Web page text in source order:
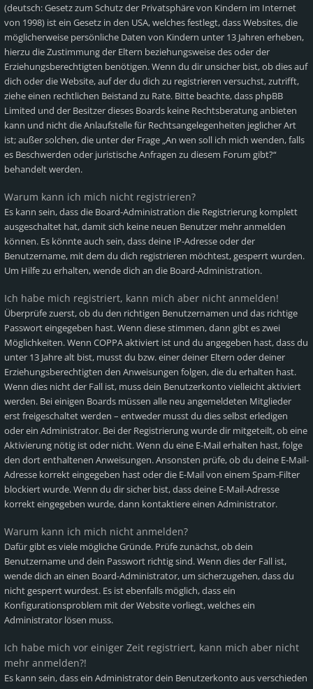
(deutsch: Gesetz zum Schutz der Privatsphäre von Kindern im Internet
von 1998) ist ein Gesetz in den USA, welches festlegt, dass Websites, die
möglicherweise persönliche Daten von Kindern unter 13 Jahren erheben,
hierzu die Zustimmung der Eltern beziehungsweise des oder der
Erziehungsberechtigten benötigen. Wenn du dir unsicher bist, ob dies auf
dich oder die Website, auf der du dich zu registrieren versuchst, zutrifft,
ziehe einen rechtlichen Beistand zu Rate. Bitte beachte, dass phpBB
Limited und der Besitzer dieses Boards keine Rechtsberatung anbieten
kann und nicht die Anlaufstelle für Rechtsangelegenheiten jeglicher Art
ist; außer solchen, die unter der Frage „An wen soll ich mich wenden, falls
es Beschwerden oder juristische Anfragen zu diesem Forum gibt?“
behandelt werden.
Warum kann ich mich nicht registrieren?
Es kann sein, dass die Board-Administration die Registrierung komplett
ausgeschaltet hat, damit sich keine neuen Benutzer mehr anmelden
können. Es könnte auch sein, dass deine IP-Adresse oder der
Benutzername, mit dem du dich registrieren möchtest, gesperrt wurden.
Um Hilfe zu erhalten, wende dich an die Board-Administration.
Ich habe mich registriert, kann mich aber nicht anmelden!
Überprüfe zuerst, ob du den richtigen Benutzernamen und das richtige
Passwort eingegeben hast. Wenn diese stimmen, dann gibt es zwei
Möglichkeiten. Wenn COPPAaktiviert ist und du angegeben hast, dass du
unter 13 Jahre alt bist, musst du bzw. einer deiner Eltern oder deiner
Erziehungsberechtigten den Anweisungen folgen, die du erhalten hast.
Wenn dies nicht der Fall ist, muss dein Benutzerkonto vielleicht aktiviert
werden. Bei einigen Boards müssen alle neu angemeldeten Mitglieder
erst freigeschaltet werden – entweder musst du dies selbst erledigen
oder ein Administrator. Bei der Registrierung wurde dir mitgeteilt, ob eine
Aktivierung nötig ist oder nicht. Wenn du eine E-Mail erhalten hast, folge
den dort enthaltenen Anweisungen. Ansonsten prüfe, ob du deine E-Mail-
Adresse korrekt eingegeben hast oder die E-Mail von einem Spam-Filter
blockiert wurde. Wenn du dir sicher bist, dass deine E-Mail-Adresse
korrekt eingegeben wurde, dann kontaktiere einen Administrator.
Warum kann ich mich nicht anmelden?
Dafür gibt es viele mögliche Gründe. Prüfe zunächst, ob dein
Benutzername und dein Passwort richtig sind. Wenn dies der Fall ist,
wende dich an einen Board-Administrator, um sicherzugehen, dass du
nicht gesperrt wurdest. Es ist ebenfalls möglich, dass ein
Konfigurationsproblem mit der Website vorliegt, welches ein
Administrator lösen muss.
Ich habe mich vor einiger Zeit registriert, kann mich aber nicht
mehr anmelden?!
Es kann sein, dass ein Administrator dein Benutzerkonto aus verschieden